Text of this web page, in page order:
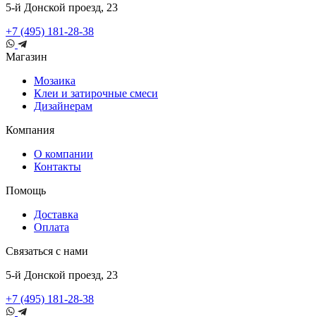
5-й Донской проезд, 23
+7 (495) 181-28-38
Магазин
Мозаика
Клеи и затирочные смеси
Дизайнерам
Компания
О компании
Контакты
Помощь
Доставка
Оплата
Связаться с нами
5-й Донской проезд, 23
+7 (495) 181-28-38